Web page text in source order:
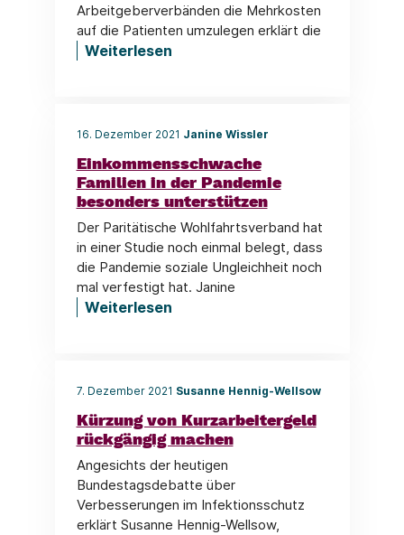
Arbeitgeberverbänden die Mehrkosten
auf die Patienten umzulegen erklärt die
Weiterlesen
16. Dezember 2021 Janine Wissler
Einkommensschwache
Familien in der Pandemie
besonders unterstützen
Der Paritätische Wohlfahrtsverband hat
in einer Studie noch einmal belegt, dass
die Pandemie soziale Ungleichheit noch
mal verfestigt hat. Janine
Weiterlesen
7. Dezember 2021 Susanne Hennig-Wellsow
Kürzung von Kurzarbeitergeld
rückgängig machen
Angesichts der heutigen
Bundestagsdebatte über
Verbesserungen im Infektionsschutz
erklärt Susanne Hennig-Wellsow,